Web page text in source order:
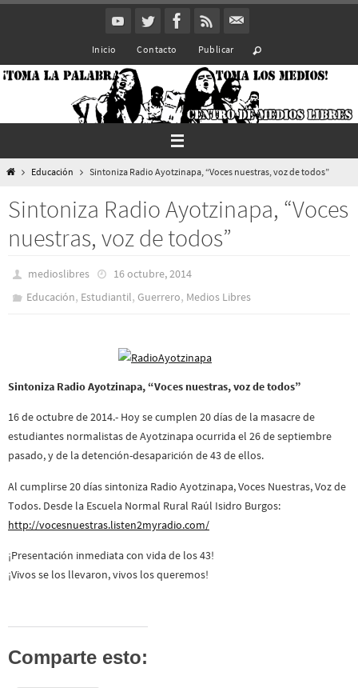
Inicio Contacto Publicar
InicioEducación Sintoniza Radio Ayotzinapa, “Voces nuestras, voz de todos”
Sintoniza Radio Ayotzinapa, “Voces
nuestras, voz de todos”
medioslibres
16 octubre, 2014
Educación, Estudiantil,Guerrero, Medios Libres
Sintoniza Radio Ayotzinapa, “Voces nuestras, voz de todos”
16 de octubre de 2014.- Hoy se cumplen 20 días de la masacre de
estudiantes normalistas de Ayotzinapa ocurrida el 26 de septiembre
pasado, y de la detención-desaparición de 43 de ellos.
Al cumplirse 20 días sintoniza Radio Ayotzinapa, Voces Nuestras, Voz de
Todos. Desde la Escuela Normal Rural Raúl Isidro Burgos:
http://vocesnuestras.listen2myradio.com/
¡Presentación inmediata con vida de los 43!
¡Vivos se los llevaron, vivos los queremos!
Comparte esto: